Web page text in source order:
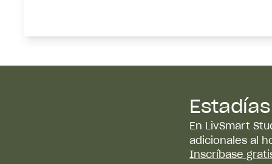
En LivSmart
adicionales al
Inscríbase